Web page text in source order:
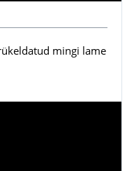
mingi lame